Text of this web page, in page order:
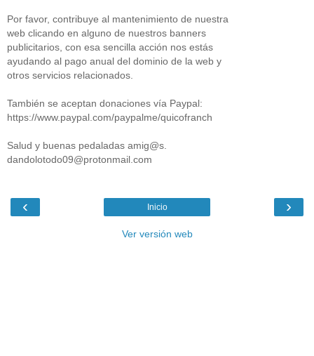
Por favor, contribuye al mantenimiento de nuestra
web clicando en alguno de nuestros banners
publicitarios, con esa sencilla acción nos estás
ayudando al pago anual del dominio de la web y
otros servicios relacionados.
También se aceptan donaciones vía Paypal:
https://www.paypal.com/paypalme/quicofranch
Salud y buenas pedaladas amig@s.
dandolotodo09@protonmail.com
‹ ›
Inicio
Ver versión web